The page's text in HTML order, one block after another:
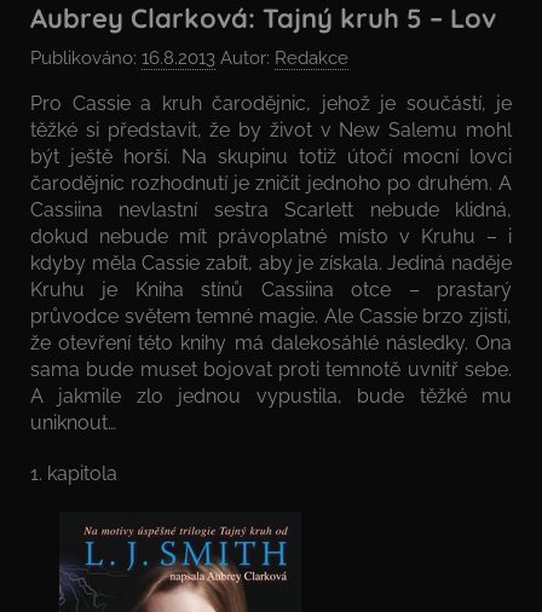
Aubrey Clarková: Tajný kruh 5 – Lov
Publikováno: 16.8.2013 Autor: Redakce
Pro Cassie a kruh čarodějnic, jehož je součástí, je
těžké si představit, že by život v New Salemu mohl
být ještě horší. Na skupinu totiž útočí mocní lovci
čarodějnic rozhodnutí je zničit jednoho po druhém. A
Cassiina nevlastní sestra Scarlett nebude klidná,
dokud nebude mít právoplatné místo v Kruhu – i
kdyby měla Cassie zabít, aby je získala. Jediná naděje
Kruhu je Kniha stínů Cassiina otce – prastarý
průvodce světem temné magie. Ale Cassie brzo zjistí,
že otevření této knihy má dalekosáhlé následky. Ona
sama bude muset bojovat proti temnotě uvnitř sebe.
A jakmile zlo jednou vypustila, bude těžké mu
uniknout…
1. kapitola